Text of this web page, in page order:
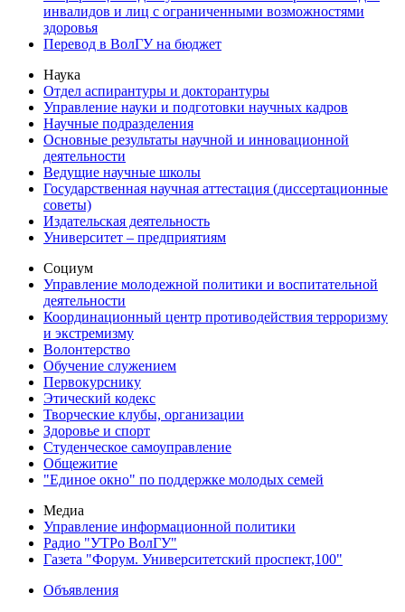
инвалидов и лиц с ограниченными возможностями
здоровья
Перевод в ВолГУ на бюджет
Наука
Отдел аспирантуры и докторантуры
Управление науки и подготовки научных кадров
Научные подразделения
Основные результаты научной и инновационной
деятельности
Ведущие научные школы
Государственная научная аттестация (диссертационные
советы)
Издательская деятельность
Университет – предприятиям
Социум
Управление молодежной политики и воспитательной
деятельности
Координационный центр противодействия терроризму
и экстремизму
Волонтерство
Обучение служением
Первокурснику
Этический кодекс
Творческие клубы, организации
Здоровье и спорт
Студенческое самоуправление
Общежитие
"Единое окно" по поддержке молодых семей
Медиа
Управление информационной политики
Радио "УТРо ВолГУ"
Газета "Форум. Университетский проспект,100"
Объявления